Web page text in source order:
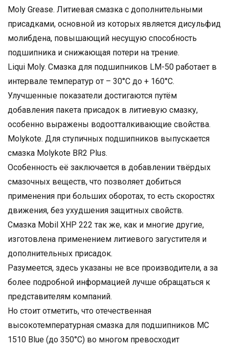
Moly Grease. Литиевая смазка с дополнительными
присадками, основной из которых является дисульфид
молибдена, повышающий несущую способность
подшипника и снижающая потери на трение.
Liqui Moly. Смазка для подшипников LM-50 работает в
интервале температур от – 30°С до + 160°С.
Улучшенные показатели достигаются путём
добавления пакета присадок в литиевую смазку,
особенно выражены водоотталкивающие свойства.
Molykote. Для ступичных подшипников выпускается
смазка Molykote BR2 Plus.
Особенность её заключается в добавлении твёрдых
смазочных веществ, что позволяет добиться
применения при больших оборотах, то есть скоростях
движения, без ухудшения защитных свойств.
Смазка Mobil XHP 222 так же, как и многие другие,
изготовлена применением литиевого загустителя и
дополнительных присадок.
Разумеется, здесь указаны не все производители, а за
более подробной информацией лучше обращаться к
представителям компаний.
Но стоит отметить, что отечественная
высокотемпературная смазка для подшипников МС
1510 Blue (до 350°С) во многом превосходит